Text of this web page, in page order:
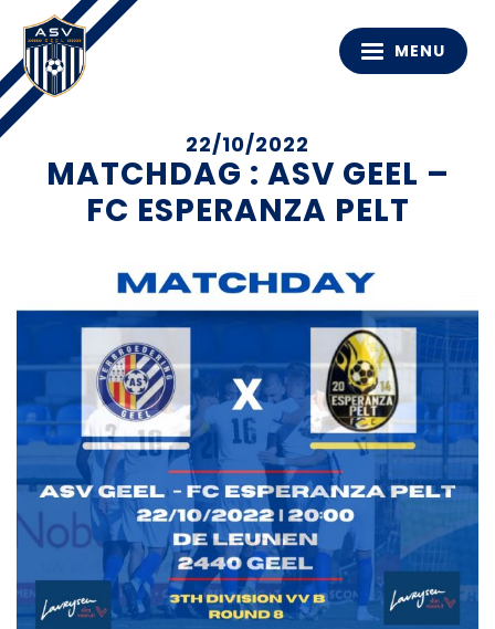
MENU
22/10/2022
MATCHDAG : ASV GEEL –
FC ESPERANZA PELT